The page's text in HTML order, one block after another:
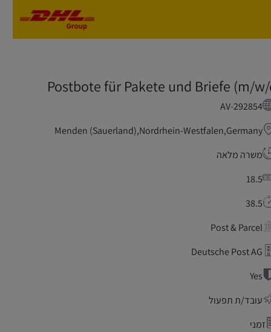
Postbote für Pakete und Briefe (m/
AV-292854
Menden (Sauerland),Nordrhein-Westfalen,Germany
משרה מלאה
18.5
38.5
Post & Parcel
Deutsche Post AG
Yes
עובד/ת תפעול
זמני